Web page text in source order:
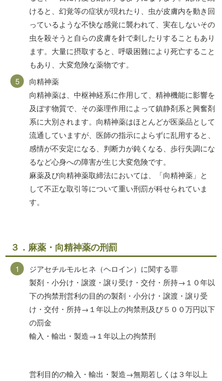
けると、幻覚等の症状が現れたり、虫が皮膚内を動き回
っているような不快な感覚に襲われて、実在しないその
虫を殺そうと自らの皮膚を針で刺したりすることもあり
ます。大量に摂取すると、呼吸困難により死亡すること
もあり、大変危険な薬物です。
向精神薬
向精神薬は、中枢神経系に作用して、精神機能に影響を
及ぼす物質で、その薬理作用によって鎮静剤系と興奮剤
系に大別されます。向精神薬はほとんどが医薬品として
流通していますが、医師の指示によらずに乱用すると、
感情が不安定になる、判断力が鈍くなる、歩行失調にな
るなど心身への障害が生じ大変危険です。
麻薬及び向精神薬取締法においては、「向精神薬」と
して不正な取引等について重い刑罰が科せられていま
す。
３．麻薬・向精神薬の刑罰
ジアセチルモルヒネ（ヘロイン）に関する罪
製剤・小分け・譲渡・譲り受け・交付・所持→１０年以
下の拘禁刑営利の目的の製剤・小分け・譲渡・譲り受
け・交付・所持→１年以上の拘禁刑及び５００万円以下
の罰金
輸入・輸出・製造→１年以上の拘禁刑
営利目的の輸入・輸出・製造→無期若しくは３年以上